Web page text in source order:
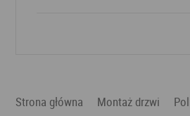
Strona główna Montaż drzwi